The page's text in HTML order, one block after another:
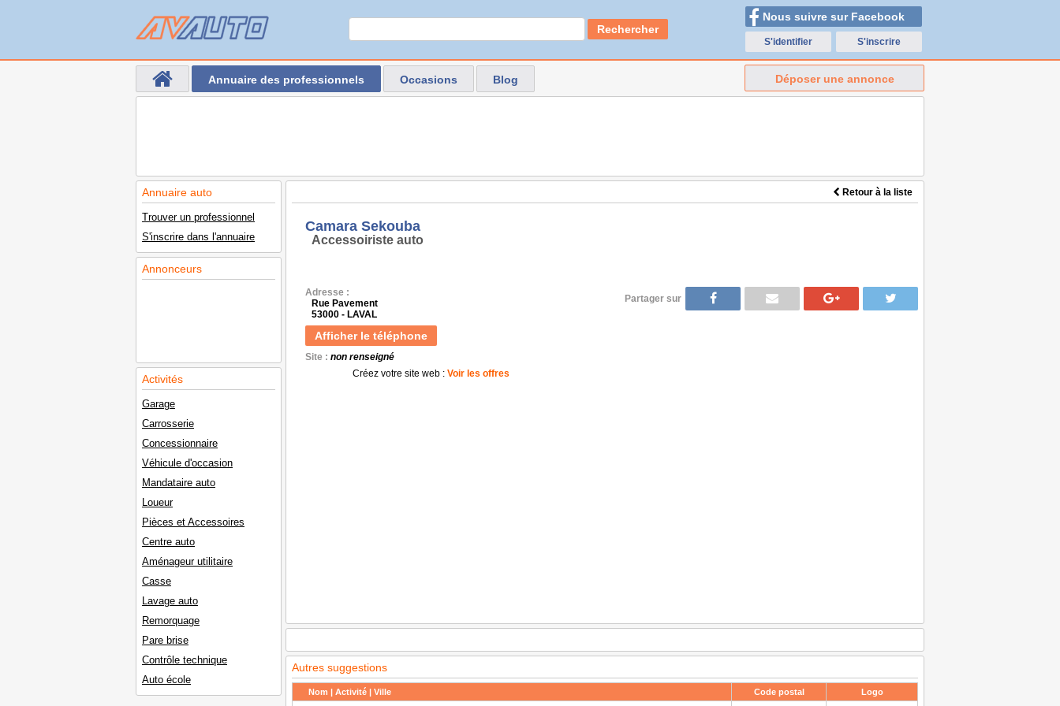
Rechercher
Nous suivre sur Facebook
S'identifier S'inscrire
Annuaire des professionnels Occasions Blog Déposer une annonce
Annuaire auto
Trouver un professionnel
S'inscrire dans l'annuaire
Annonceurs
Activités
Garage
Carrosserie
Concessionnaire
Véhicule d'occasion
Mandataire auto
Loueur
Pièces et Accessoires
Centre auto
Aménageur utilitaire
Casse
Lavage auto
Remorquage
Pare brise
Contrôle technique
Auto école
Retour à la liste
Camara Sekouba
Accessoiriste auto
Adresse :
Rue Pavement
53000 - LAVAL
Afficher le téléphone
Site : non renseigné
Créez votre site web : Voir les offres
Partager sur
Autres suggestions
Nom | Activité | Ville Code postal Logo